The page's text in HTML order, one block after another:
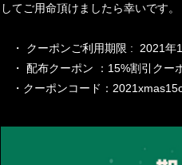
してご用命頂けましたら幸いです。
・ クーポンご利用期限 : 2021年
・ 配布クーポン ：15%割引クー
・クーポンコード：